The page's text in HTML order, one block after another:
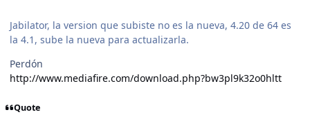
Jabilator, la version que subiste no es la nueva, 4.20 de 64 es
la 4.1, sube la nueva para actualizarla.
Perdón
http://www.mediafire.com/download.php?bw3pl9k32o0hltt
Quote